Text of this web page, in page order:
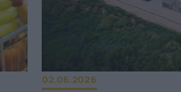
02.06.2026